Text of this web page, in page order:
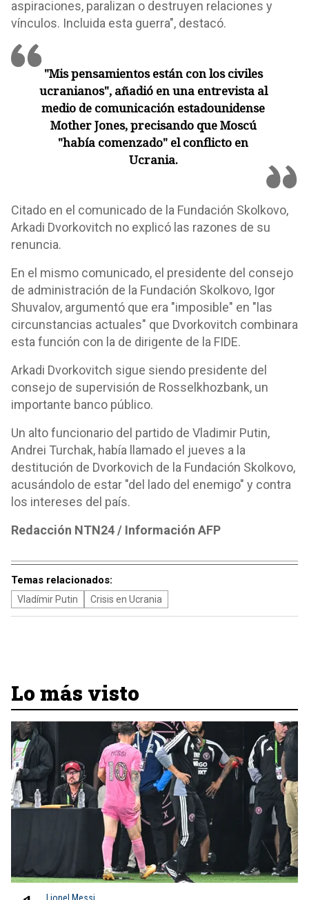
aspiraciones, paralizan o destruyen relaciones y
vínculos. Incluida esta guerra", destacó.
"Mis pensamientos están con los civiles
ucranianos", añadió en una entrevista al
medio de comunicación estadounidense
Mother Jones, precisando que Moscú
"había comenzado" el conflicto en
Ucrania.
Citado en el comunicado de la Fundación Skolkovo,
Arkadi Dvorkovitch no explicó las razones de su
renuncia.
En el mismo comunicado, el presidente del consejo
de administración de la Fundación Skolkovo, Igor
Shuvalov, argumentó que era "imposible" en "las
circunstancias actuales" que Dvorkovitch combinara
esta función con la de dirigente de la FIDE.
Arkadi Dvorkovitch sigue siendo presidente del
consejo de supervisión de Rosselkhozbank, un
importante banco público.
Un alto funcionario del partido de Vladimir Putin,
Andrei Turchak, había llamado el jueves a la
destitución de Dvorkovich de la Fundación Skolkovo,
acusándolo de estar "del lado del enemigo" y contra
los intereses del país.
Redacción NTN24 / Información AFP
Temas relacionados:
Vladímir Putin Crisis en Ucrania
Lo más visto